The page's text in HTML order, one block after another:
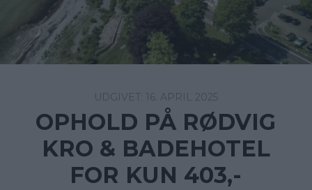
16. APRIL 2025
OPHOLD PÅ RØDVIG
KRO & BADEHOTEL
FOR KUN 403,-